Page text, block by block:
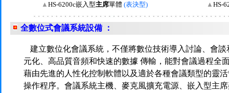
▲ HS-6200c嵌入型主席單體 (表決型) ▲ HS-
全數位式會議系統設備 ：
建立數位化會議系統，不僅將數位技術導入討論、會
元化、高品質音頻和快速的數據 傳輸，能對會議過程全
藉由先進的人性化控制軟體以及適於各種會議類型的靈
操作程序。會議系統主機、麥克風擴充電源、嵌入型主